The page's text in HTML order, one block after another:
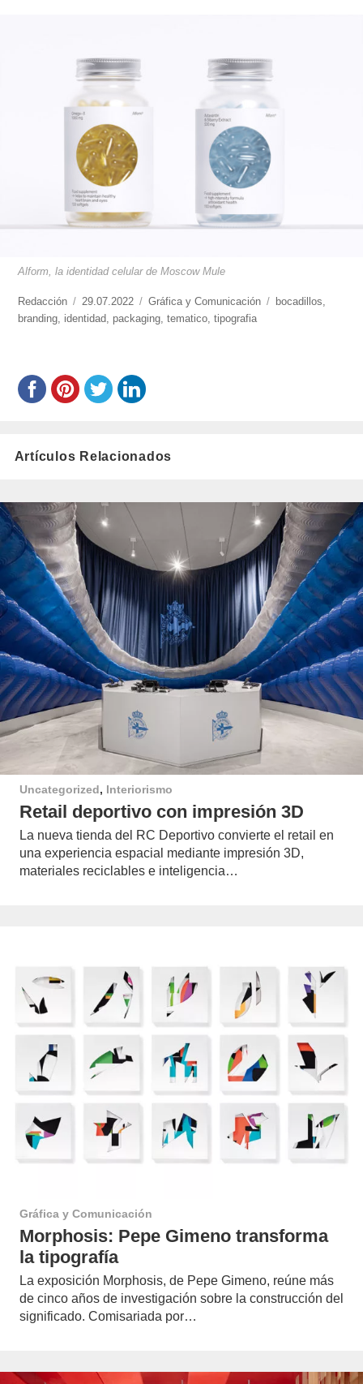
Alform, la identidad celular de Moscow Mule
https://www.experimenta.es/author/redaccion/
Redacción
Publicado
el
29.07.2022 Categorías
Gráfica y Comunicación Etiquetas
bocadillos
branding identidad packaging ,tematico ,tipografia
Artículos Relacionados
Uncategorized, Interiorismo
Retail deportivo con impresión 3D
La nueva tienda del RC Deportivo convierte el retail en
una experiencia espacial mediante impresión 3D,
materiales reciclables e inteligencia…
Gráfica y Comunicación
Morphosis: Pepe Gimeno transforma
la tipografía
La exposición Morphosis, de Pepe Gimeno, reúne más
de cinco años de investigación sobre la construcción del
significado. Comisariada por…